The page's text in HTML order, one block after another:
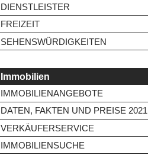
DIENSTLEISTER
FREIZEIT
SEHENSWÜRDIGKEITEN
Immobilien
IMMOBILIENANGEBOTE
DATEN, FAKTEN UND PREISE 2021
VERKÄUFERSERVICE
IMMOBILIENSUCHE